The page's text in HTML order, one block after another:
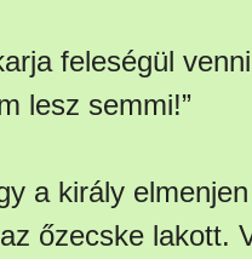
feleségül
lesz semmi!”
a király
őzecske lakott.